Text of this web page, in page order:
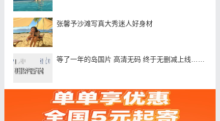
张馨予沙滩写真大秀迷人好身材
等了一年的岛国片 高清无码 终于无删减上线……